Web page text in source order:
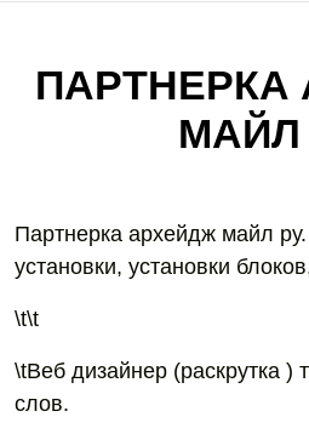
ПАРТНЕРКА
МАЙЛ
Партнерка архейдж майл
установки, установки
\t\t
\tВеб дизайнер (раскрутка )
слов.